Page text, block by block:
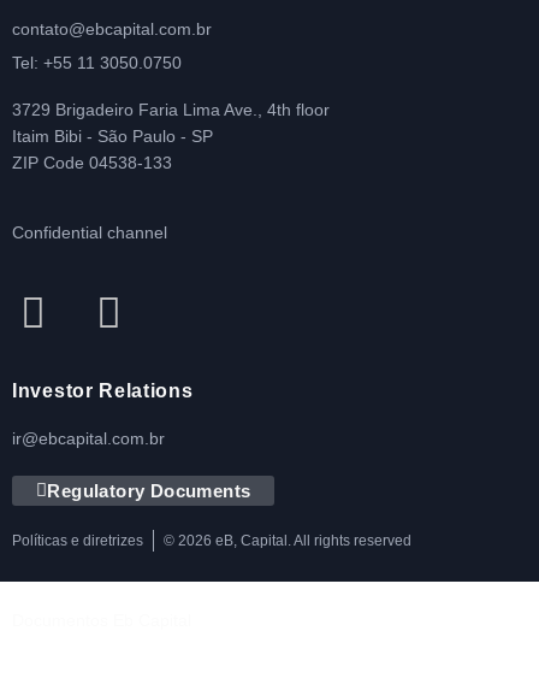
contato@ebcapital.com.br
Tel: +55 11 3050.0750
3729 Brigadeiro Faria Lima Ave., 4th floor
Itaim Bibi - São Paulo - SP
ZIP Code 04538-133
Confidential channel
Investor Relations
ir@ebcapital.com.br
Regulatory Documents
Políticas e diretrizes © 2026 eB, Capital. All rights reserved